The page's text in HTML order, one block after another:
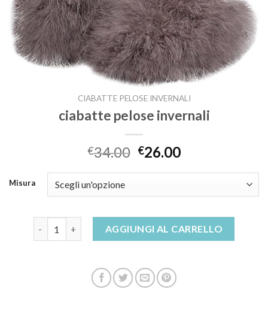
CIABATTE PELOSE INVERNALI
ciabatte pelose invernali
€34.00 €26.00
Misura
AGGIUNGI AL CARRELLO